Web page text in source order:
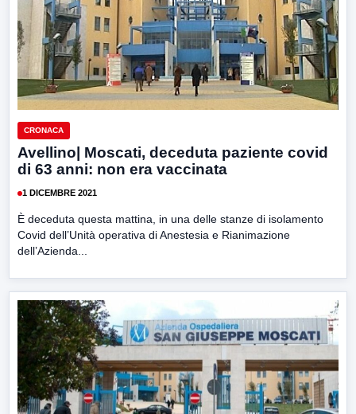
CRONACA
Avellino| Moscati, deceduta paziente covid
di 63 anni: non era vaccinata
1 DICEMBRE 2021
È deceduta questa mattina, in una delle stanze di isolamento
Covid dell’Unità operativa di Anestesia e Rianimazione
dell’Azienda...